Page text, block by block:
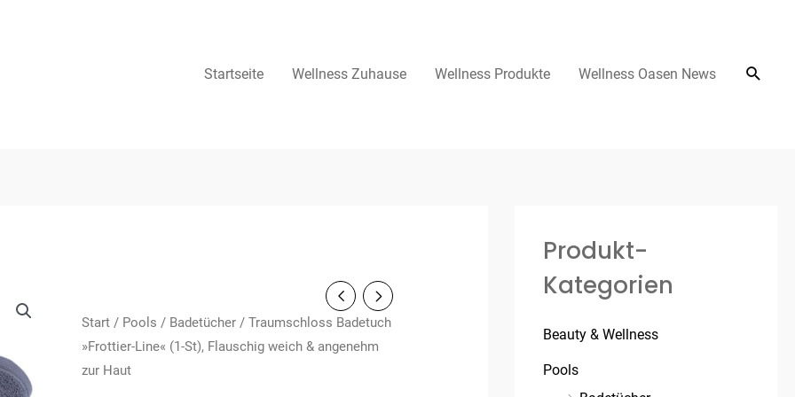
Startseite Wellness Zuhause Wellness Produkte Wellness Oasen News
Start/ Pools / Badetücher/ Traumschloss Badetuch
»Frottier-Line« (1-St), Flauschig weich & angenehm
zur Haut
Produkt-
Kategorien
Beauty & Wellness
Pools